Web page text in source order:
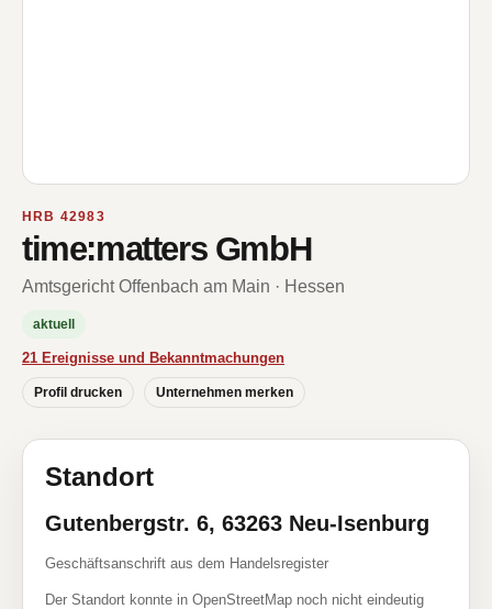
HRB 42983
time:matters GmbH
Amtsgericht Offenbach am Main · Hessen
aktuell
21 Ereignisse und Bekanntmachungen
Profil drucken Unternehmen merken
Standort
Gutenbergstr. 6, 63263 Neu-Isenburg
Geschäftsanschrift aus dem Handelsregister
Der Standort konnte in OpenStreetMap noch nicht eindeutig